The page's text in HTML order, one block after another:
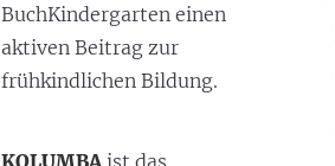
BuchKindergarten einen
aktiven Beitrag zur
frühkindlichen Bildung.
KOLUMBA ist das